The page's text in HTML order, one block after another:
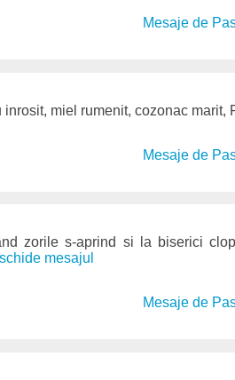
Mesaje de
inrosit, miel rumenit, cozonac marit,
Mesaje de
zorile s-aprind si la biserici
mesajul
Mesaje de